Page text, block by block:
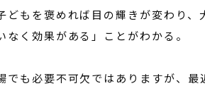
もを褒めれば目の輝きが変わり
く効果がある」ことがわかる。
も必要不可欠ではありますが、